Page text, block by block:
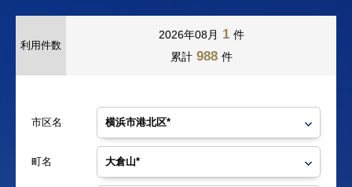
利用件数
2026年08月 1 件
累計 988 件
市区名
町名